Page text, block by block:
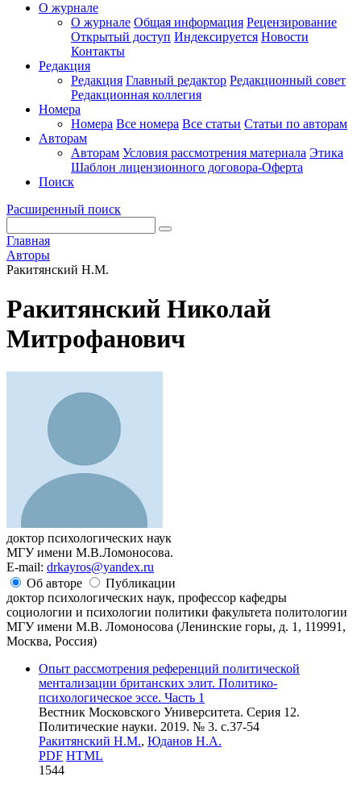
О журнале
О журнале Общая информация Рецензирование
Открытый доступ Индексируется Новости
Контакты
Редакция
Редакция Главный редактор Редакционный совет
Редакционная коллегия
Номера
Номера Все номера Все статьи Статьи по авторам
Авторам
Авторам Условия рассмотрения материала Этика
Шаблон лицензионного договора-Оферта
Поиск
Расширенный поиск
Главная
Авторы
Ракитянский Н.М.
Ракитянский Николай
Митрофанович
доктор психологических наук
МГУ имени М.В.Ломоносова.
E-mail: drkayros@yandex.ru
Об авторе
Публикации
доктор психологических наук, профессор кафедры
социологии и психологии политики факультета политологии
МГУ имени М.В. Ломоносова (Ленинские горы, д. 1, 119991,
Москва, Россия)
Опыт рассмотрения референций политической
ментализации британских элит. Политико-
психологическое эссе. Часть 1
Вестник Московского Университета. Серия 12.
Политические науки. 2019. № 3. c.37-54
Ракитянский Н.М., Юданов Н.А.
PDF HTML
1544